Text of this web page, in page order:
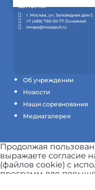
Об учреждении
Новости
Наши соревнования
Медиагалерея
г. Москва, ул. Заповедная дом 1;
+7 (499) 790-30-77 Основной
mmpa@mossport.ru
Продолжая
выражаете согласие
(файлов cookie) с
программ для